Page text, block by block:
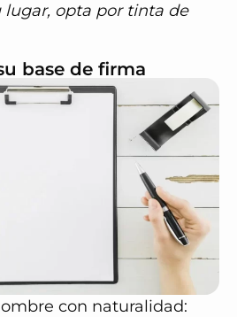
lugar, opta por tinta de
base de firma
con naturalidad: